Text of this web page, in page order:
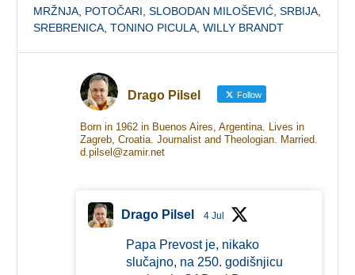
MRŽNJA POTOČARI ,SLOBODAN MILOŠEVIĆ ,SRBIJA
SREBRENICA ,TONINO PICULA ,WILLY BRANDT
Drago Pilsel Follow
Born in 1962 in Buenos Aires, Argentina. Lives in
Zagreb, Croatia. Journalist and Theologian. Married.
d.pilsel@zamir.net
Drago Pilsel 4 Jul
Papa Prevost je, nikako
slučajno, na 250. godišnjicu